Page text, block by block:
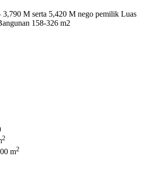
M serta 5,420 M nego pemilik Luas
158-326 m2
2
m2